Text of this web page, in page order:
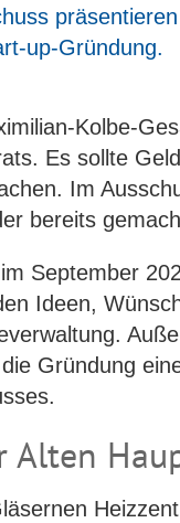
Kolbe-
Es sollte
Im
bereits
September
Ideen,
Gründung